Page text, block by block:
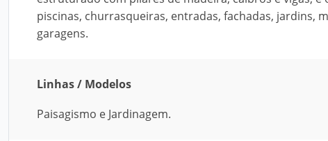
piscinas, churrasqueiras, entradas, fachadas, jardins,
garagens.
Linhas / Modelos
Paisagismo e Jardinagem.